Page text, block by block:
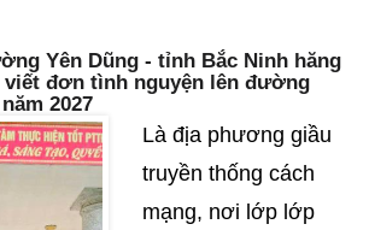
Yên Dũng - tỉnh Bắc Ninh hăng
viết đơn tình nguyện lên đường
2027
Là địa phương giầu
truyền thống cách
mạng, nơi lớp lớp